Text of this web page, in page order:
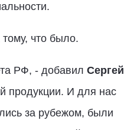
что было.
РФ, - добавил Сергей
продукции. И для нас
за рубежом, были